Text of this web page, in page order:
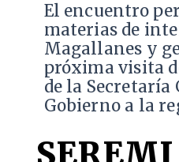
El encuentro
materias de
Magallanes y
próxima visita
de la Secretaría
Gobierno a la